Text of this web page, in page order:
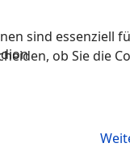
sind
ob Sie die